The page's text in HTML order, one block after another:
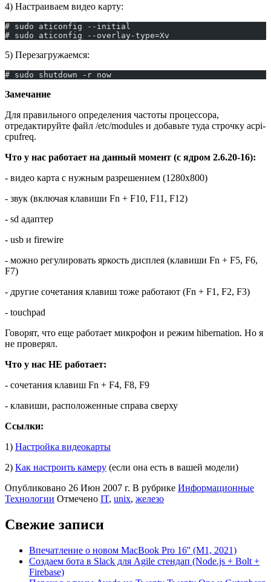
4) Настраиваем видео карту:
# sudo aticonfig --initial
# sudo aticonfig --overlay-type=Xv
5) Перезагружаемся:
# sudo shutdown -r now
Замечание
Для правильного определения частоты процессора,
отредактируйте файл /etc/modules и добавьте туда строчку acpi-
cpufreq.
Что у нас работает на данный момент (с ядром 2.6.20-16):
- видео карта с нужным разрешением (1280х800)
- звук (включая клавиши Fn + F10, F11, F12)
- sd адаптер
- usb и firewire
- можно регулировать яркость дисплея (клавиши Fn + F5, F6,
F7)
- другие сочетания клавиш тоже работают (Fn + F1, F2, F3)
- touchpad
Говорят, что еще работает микрофон и режим hibernation. Но я
не проверял.
Что у нас НЕ работает:
- сочетания клавиш Fn + F4, F8, F9
- клавиши, расположенные справа сверху
Ссылки:
1) Настройка видеокарты
2) Как настроить камеру (если она есть в вашей модели)
Опубликовано 26 Июн 2007 г. В рубрике Информационные
Технологии Отмечено IT, unix, железо
Свежие записи
Впечатление о новом MacBook Pro 16'' (M1, 2021)
Создаем бота в Slack для Agile стендап (Node.js + Bolt +
Firebase)